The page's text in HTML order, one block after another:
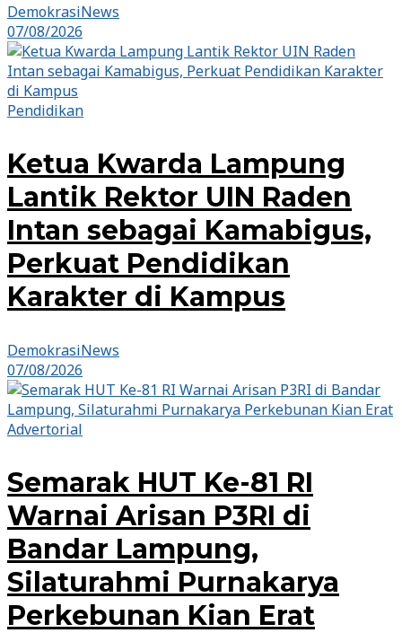
DemokrasiNews
07/08/2026
Pendidikan
Ketua Kwarda Lampung
Lantik Rektor UIN Raden
Intan sebagai Kamabigus,
Perkuat Pendidikan
Karakter di Kampus
DemokrasiNews
07/08/2026
Advertorial
Semarak HUT Ke-81 RI
Warnai Arisan P3RI di
Bandar Lampung,
Silaturahmi Purnakarya
Perkebunan Kian Erat